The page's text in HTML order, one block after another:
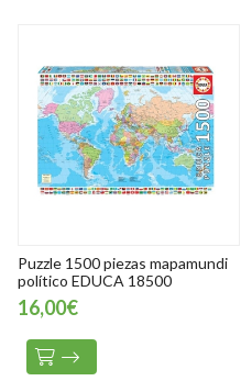
Puzzle 1500 piezas mapamundi
político EDUCA 18500
16,00€